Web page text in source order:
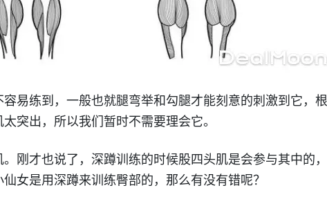
易练到，一般也就腿弯举和勾腿才能刻意的刺激到它，
突出，所以我们暂时不需要理会它。
刚才也说了，深蹲训练的时候股四头肌是会参与其中的
女是用深蹲来训练臀部的，那么有没有错呢？